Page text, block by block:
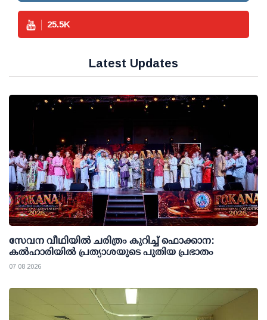
25.5K
Latest Updates
സേവന വീഥിയില്‍ ചരിത്രം കുറിച്ച് ഫൊക്കാന:
കല്‍ഹാരിയില്‍ പ്രത്യാശയുടെ പുതിയ പ്രഭാതം
07 08 2026